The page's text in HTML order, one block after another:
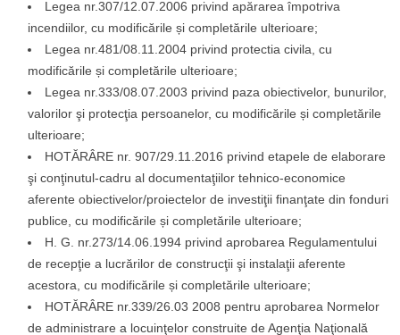
Legea nr.307/12.07.2006 privind apărarea împotriva
incendiilor, cu modificările și completările ulterioare;
Legea nr.481/08.11.2004 privind protectia civila, cu
modificările și completările ulterioare;
Legea nr.333/08.07.2003 privind paza obiectivelor, bunurilor,
valorilor şi protecţia persoanelor, cu modificările și completările
ulterioare;
HOTĂRÂRE nr. 907/29.11.2016 privind etapele de elaborare
şi conţinutul-cadru al documentaţiilor tehnico-economice
aferente obiectivelor/proiectelor de investiţii finanţate din fonduri
publice, cu modificările și completările ulterioare;
H. G. nr.273/14.06.1994 privind aprobarea Regulamentului
de recepţie a lucrărilor de construcţii şi instalaţii aferente
acestora, cu modificările și completările ulterioare;
HOTĂRÂRE nr.339/26.03 2008 pentru aprobarea Normelor
de administrare a locuinţelor construite de Agenţia Naţională